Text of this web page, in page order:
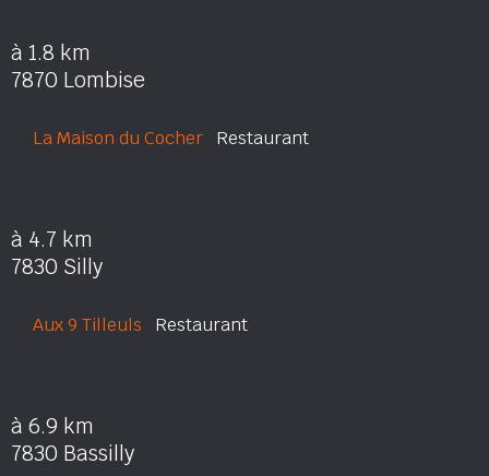
à 1.8 km
7870 Lombise
La Maison du Cocher Restaurant
à 4.7 km
7830 Silly
Aux 9 Tilleuls Restaurant
à 6.9 km
7830 Bassilly